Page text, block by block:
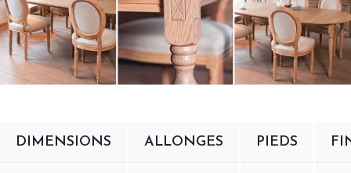
DIMENSIONS ALLONGES PIEDS